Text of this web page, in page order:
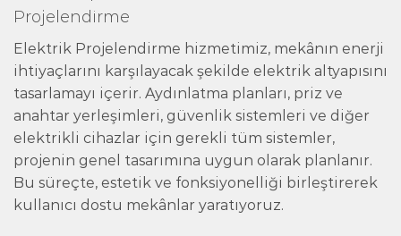
Projelendirme
Elektrik Projelendirme hizmetimiz, mekânın enerji
ihtiyaçlarını karşılayacak şekilde elektrik altyapısını
tasarlamayı içerir. Aydınlatma planları, priz ve
anahtar yerleşimleri, güvenlik sistemleri ve diğer
elektrikli cihazlar için gerekli tüm sistemler,
projenin genel tasarımına uygun olarak planlanır.
Bu süreçte, estetik ve fonksiyonelliği birleştirerek
kullanıcı dostu mekânlar yaratıyoruz.